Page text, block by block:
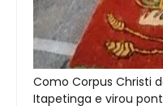
Como Corpus Christi
Itapetinga e virou